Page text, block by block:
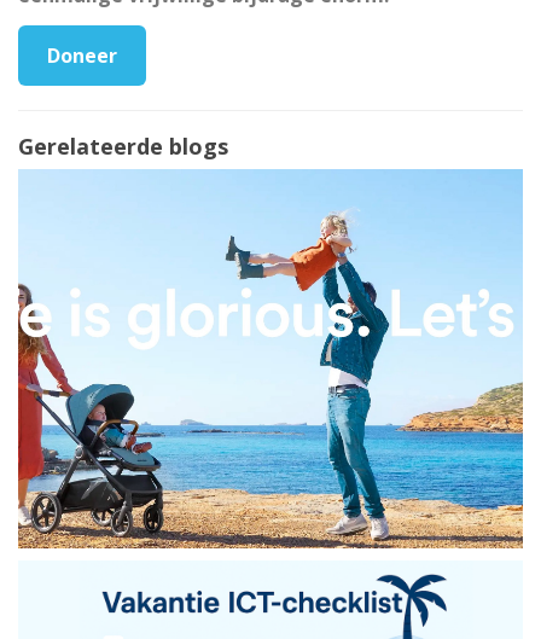
Doneer
Gerelateerde blogs